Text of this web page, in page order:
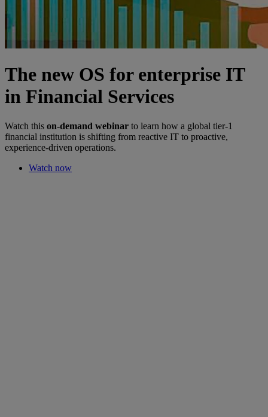
The new OS for enterprise IT
in Financial Services
Watch this on-demand webinar to learn how a global tier-1
financial institution is shifting from reactive IT to proactive,
experience-driven operations.
Watch now